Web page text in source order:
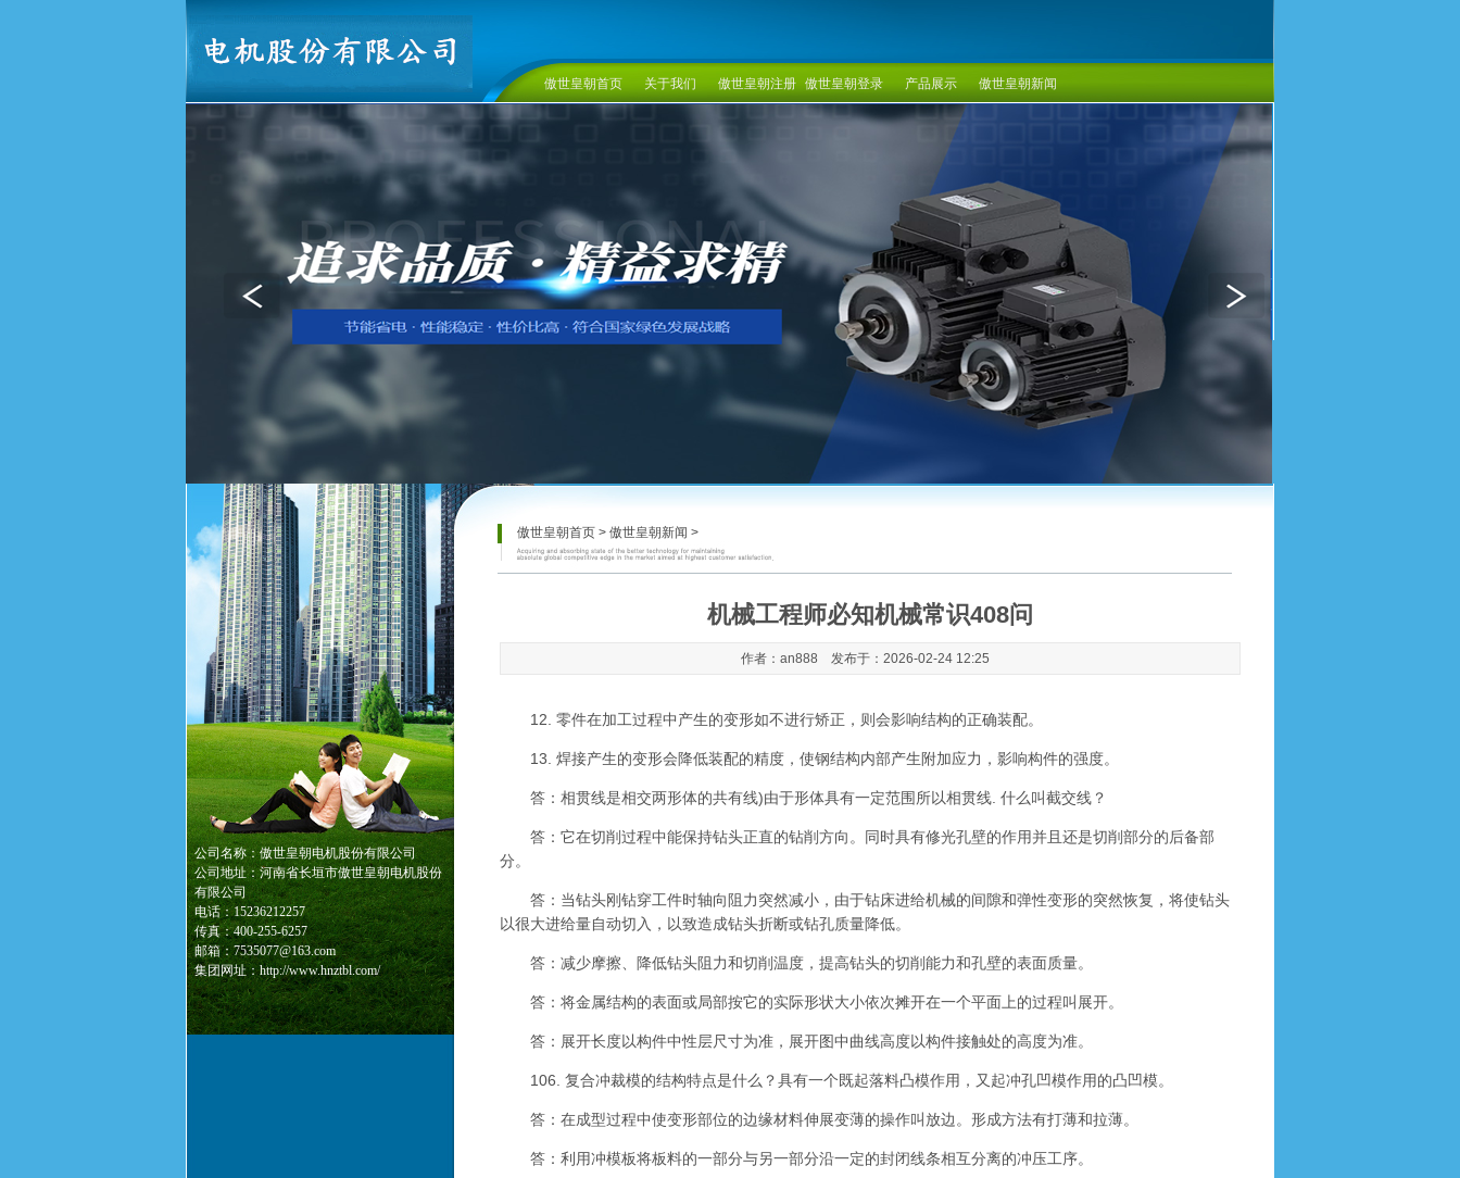
傲世皇朝首页 关于我们 傲世皇朝注册 傲世皇朝登录 产品展示 傲世皇朝新闻
公司名称：傲世皇朝电机股份有限公司
公司地址：河南省长垣市傲世皇朝电机股份
有限公司
电话：15236212257
传真：400-255-6257
邮箱：7535077@163.com
集团网址：http://www.hnztbl.com/
傲世皇朝首页 > 傲世皇朝新闻 >
机械工程师必知机械常识408问
作者：an888 发布于：2026-02-24 12:25
12. 零件在加工过程中产生的变形如不进行矫正，则会影响结构的正确装配。
13. 焊接产生的变形会降低装配的精度，使钢结构内部产生附加应力，影响构件的强度。
答：相贯线是相交两形体的共有线)由于形体具有一定范围所以相贯线. 什么叫截交线？
答：它在切削过程中能保持钻头正直的钻削方向。同时具有修光孔壁的作用并且还是切削部分的后备部
分。
答：当钻头刚钻穿工件时轴向阻力突然减小，由于钻床进给机械的间隙和弹性变形的突然恢复，将使钻头
以很大进给量自动切入，以致造成钻头折断或钻孔质量降低。
答：减少摩擦、降低钻头阻力和切削温度，提高钻头的切削能力和孔壁的表面质量。
答：将金属结构的表面或局部按它的实际形状大小依次摊开在一个平面上的过程叫展开。
答：展开长度以构件中性层尺寸为准，展开图中曲线高度以构件接触处的高度为准。
106. 复合冲裁模的结构特点是什么？具有一个既起落料凸模作用，又起冲孔凹模作用的凸凹模。
答：在成型过程中使变形部位的边缘材料伸展变薄的操作叫放边。形成方法有打薄和拉薄。
答：利用冲模板将板料的一部分与另一部分沿一定的封闭线条相互分离的冲压工序。